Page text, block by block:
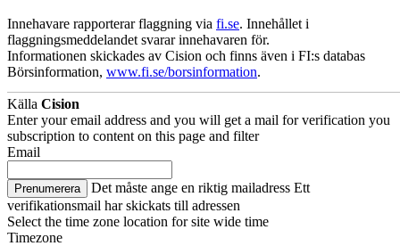
Innehavare rapporterar flaggning via fi.se. Innehållet i
flaggningsmeddelandet svarar innehavaren för.
Informationen skickades av Cision och finns även i FI:s databas
Börsinformation, www.fi.se/borsinformation.
Källa Cision
Enter your email address and you will get a mail for verification you
subscription to content on this page and filter
Email
Prenumerera Det måste ange en riktig mailadress Ett
verifikationsmail har skickats till adressen
Select the time zone location for site wide time
Timezone